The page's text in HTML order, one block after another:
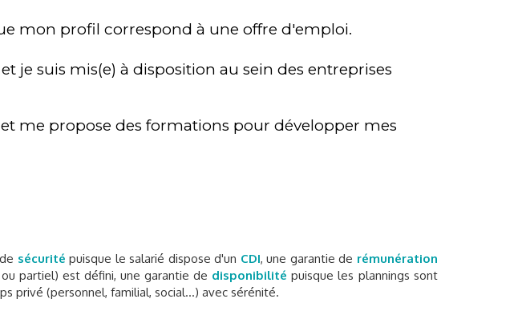
mon profil correspond à une offre d'emploi.
et je suis mis(e) à disposition au sein des entreprises
me propose des formations pour développer mes
sécurité puisque le salarié dispose d'un CDI, une garantie de rémunération
partiel) est défini, une garantie de disponibilité puisque les plannings sont
privé (personnel, familial, social...) avec sérénité.